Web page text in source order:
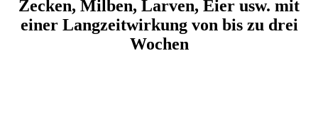
Zecken, Milben, Larven, Eier usw. mit
einer Langzeitwirkung von bis zu drei
Wochen